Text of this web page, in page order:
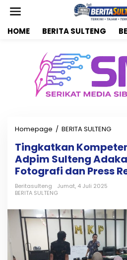
HOME BERITA SULTENG
Homepage / BERITA SULTENG
n
g
k
a
n
K
p
Tingkatkan
Adpim Sulteng
Fotografi dan Press
Beritasulteng
Jumat, 4 Juli 2025
BERITA SULTENG